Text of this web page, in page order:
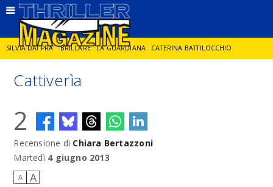
SILVIA DAI PRA' BRILLARE LA GUARDIANA CATERINA BATTILOCCHIO
JORGE DIAZ LA SPIA DELITTO IN CORNICE
DIEGO ZANDEL GLI ANNI DI PIETRA
Cattiverìa
2
Recensione di Chiara Bertazzoni
Martedì 4 giugno 2013
A A